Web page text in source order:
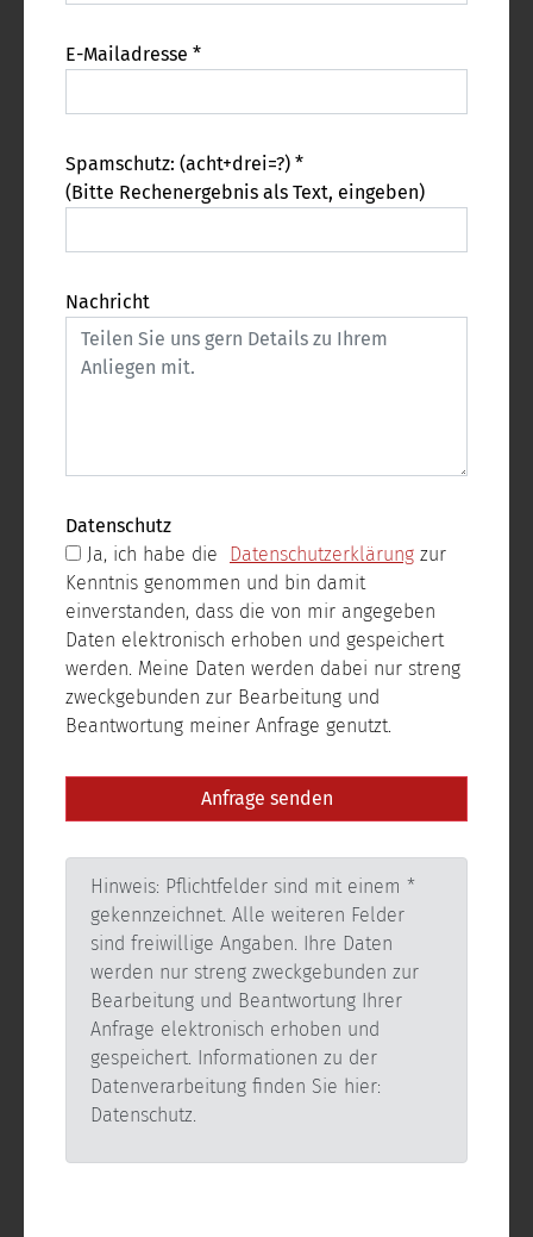
E-Mailadresse *
Spamschutz: (acht+drei=?) *
(Bitte Rechenergebnis als Text, eingeben)
Nachricht
Datenschutz
Ja, ich habe die
Datenschutzerklärung
Kenntnis genommen und bin damit
einverstanden, dass die von mir angegeben
Daten elektronisch erhoben und gespeichert
werden. Meine Daten werden dabei nur streng
zweckgebunden zur Bearbeitung und
Beantwortung meiner Anfrage genutzt.
Hinweis: Pflichtfelder sind mit einem *
gekennzeichnet. Alle weiteren Felder
sind freiwillige Angaben. Ihre Daten
werden nur streng zweckgebunden zur
Bearbeitung und Beantwortung Ihrer
Anfrage elektronisch erhoben und
gespeichert. Informationen zu der
Datenverarbeitung finden Sie hier:
Datenschutz.